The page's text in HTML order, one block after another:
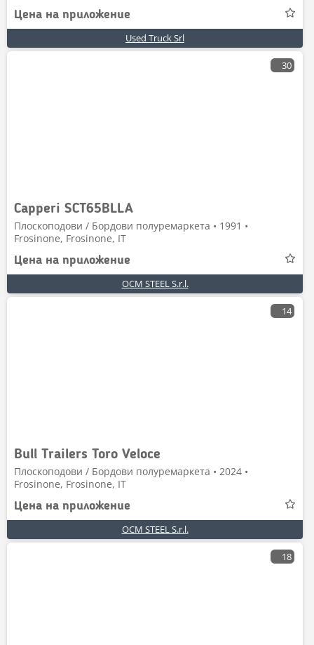
Цена на приложение
Used Truck Srl
30
Capperi SCT65BLLA
Плоскоподови / Бордови полуремаркета • 1991 •
Frosinone, Frosinone, IT
Цена на приложение
OCM STEEL S.r.l.
14
Bull Trailers Toro Veloce
Плоскоподови / Бордови полуремаркета • 2024 •
Frosinone, Frosinone, IT
Цена на приложение
OCM STEEL S.r.l.
18